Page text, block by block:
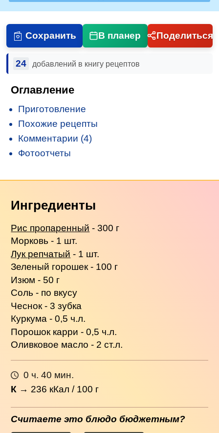
Сохранить В планер Поделиться
24 добавлений в книгу рецептов
Оглавление
Приготовление
Похожие рецепты
Комментарии (4)
Фотоотчеты
Ингредиенты
Рис пропаренный - 300 г
Морковь - 1 шт.
Лук репчатый - 1 шт.
Зеленый горошек - 100 г
Изюм - 50 г
Соль - по вкусу
Чеснок - 3 зубка
Куркума - 0,5 ч.л.
Порошок карри - 0,5 ч.л.
Оливковое масло - 2 ст.л.
0 ч. 40 мин.
К → 236 кКал / 100 г
Считаете это блюдо бюджетным?